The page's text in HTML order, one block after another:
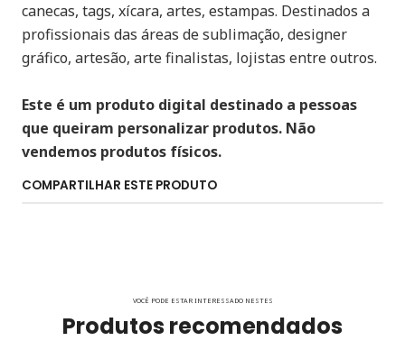
canecas, tags, xícara, artes, estampas. Destinados a
profissionais das áreas de sublimação, designer
gráfico, artesão, arte finalistas, lojistas entre outros.
Este é um produto digital destinado a pessoas
que queiram personalizar produtos. Não
vendemos produtos físicos.
COMPARTILHAR ESTE PRODUTO
VOCÊ PODE ESTAR INTERESSADO NESTES
Produtos recomendados